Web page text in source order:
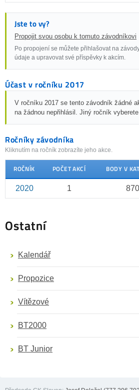
Jste to vy?
Propojit svou osobu k tomuto závodníkovi
Po propojení se můžete přihlašovat na
údaje a upravovat své příspěvky k akcím.
Účast v ročníku 2017
V ročníku 2017 se tento závodník žádné
na žádnou nepřihlásil. Jiný ročník
Ročníky závodníka
Kliknutím na ročník zobrazíte jeho akce.
ROČNÍK POČET AKCÍ BODY V
2020 1 870
Ostatní
Kalendář
Propozice
Vítězové
BT2000
BT Junior